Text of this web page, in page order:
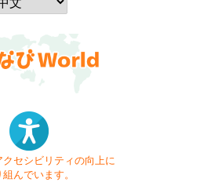
セシビリティの向上に
んでいます。